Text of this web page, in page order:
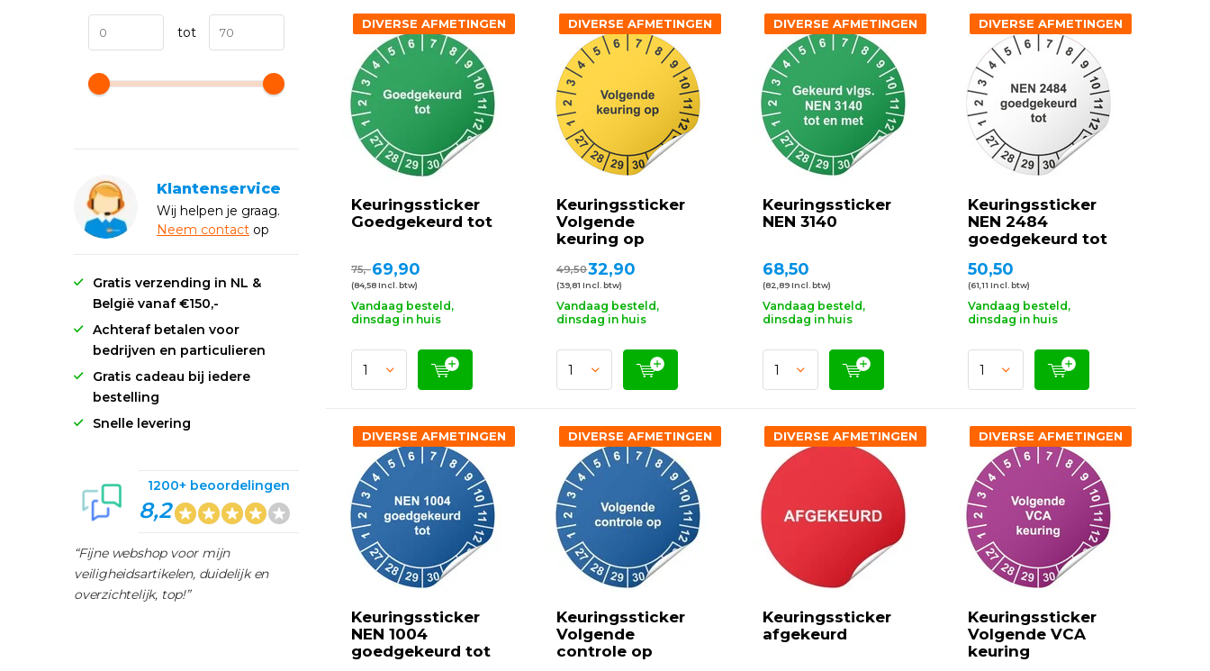
Keuringssticker
Goedgekeurd tot
DIVERSE AFMETINGEN
75,-69,90
(84,58 Incl. btw)
Vandaag besteld,
dinsdag in huis
Keuringssticker
Volgende
keuring op
DIVERSE AFMETINGEN
49,5032,90
(39,81 Incl. btw)
Vandaag besteld,
dinsdag in huis
Keuringssticker
NEN 3140
DIVERSE AFMETINGEN
68,50
(82,89 Incl. btw)
Vandaag besteld,
dinsdag in huis
Keuringssticker
NEN 2484
goedgekeurd tot
DIVERSE AFMETINGEN
50,50
(61,11 Incl. btw)
Vandaag besteld,
dinsdag in huis
Keuringssticker
NEN 1004
goedgekeurd tot
DIVERSE AFMETINGEN
Keuringssticker
Volgende
controle op
DIVERSE AFMETINGEN
Keuringssticker
afgekeurd
DIVERSE AFMETINGEN
Keuringssticker
Volgende VCA
keuring
DIVERSE AFMETINGEN
tot
Klantenservice
Wij helpen je graag.
Neem contact op
Gratis verzending in NL &
België vanaf €150,-
Achteraf betalen voor
bedrijven en particulieren
Gratis cadeau bij iedere
bestelling
Snelle levering
8,2
1200+ beoordelingen
“Fijne webshop voor mijn
veiligheidsartikelen, duidelijk en
overzichtelijk, top!”